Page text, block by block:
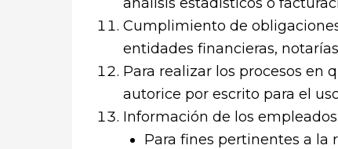
Cumplimiento de
entidades financieras,
Para realizar los procesos en
autorice por escrito para el
Información de los
Para fines pertinentes a la